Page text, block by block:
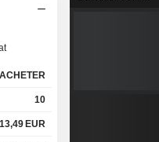
ACHETER
10
13,49 EUR